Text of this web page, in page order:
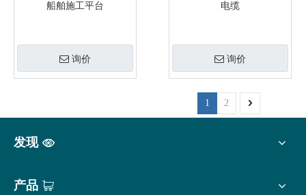
船舶施工平台
询价
电缆
询价
1 2
发现
产品